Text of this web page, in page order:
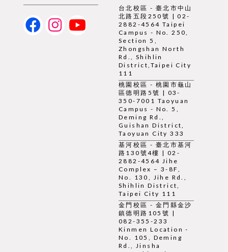
台北校區 - 臺北市中山
北路五段250號 | 02-
2882-4564 Taipei
Campus - No. 250,
Section 5,
Zhongshan North
Rd., Shihlin
District,Taipei City
111
桃園校區 - 桃園市龜山
區德明路5號 | 03-
350-7001 Taoyuan
Campus - No. 5,
Deming Rd.,
Guishan District,
Taoyuan City 333
基河校區 - 臺北市基河
路130號4樓 | 02-
2882-4564 Jihe
Complex – 3-8F,
No. 130, Jihe Rd.,
Shihlin District,
Taipei City 111
金門校區 - 金門縣金沙
鎮德明路105號 |
082-355-233
Kinmen Location -
No. 105, Deming
Rd., Jinsha